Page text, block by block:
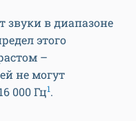
звуки в диапазоне
этого
–
не могут
000 Гц1.